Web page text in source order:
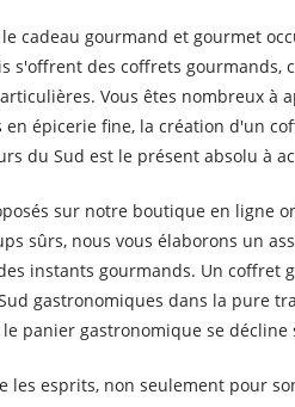
cadeau gourmand et gourmet
s'offrent des coffrets
Vous êtes nombreux
en épicerie fine, la création d'un
du Sud est le présent absolu à
sur notre boutique en ligne
sûrs, nous vous élaborons un
instants gourmands. Un
gastronomiques dans la pure
panier gastronomique se décline
les esprits, non seulement pour